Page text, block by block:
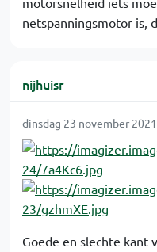
netspanningsmotor is,
nijhuisr
dinsdag 23 november
Goede en slechte kant